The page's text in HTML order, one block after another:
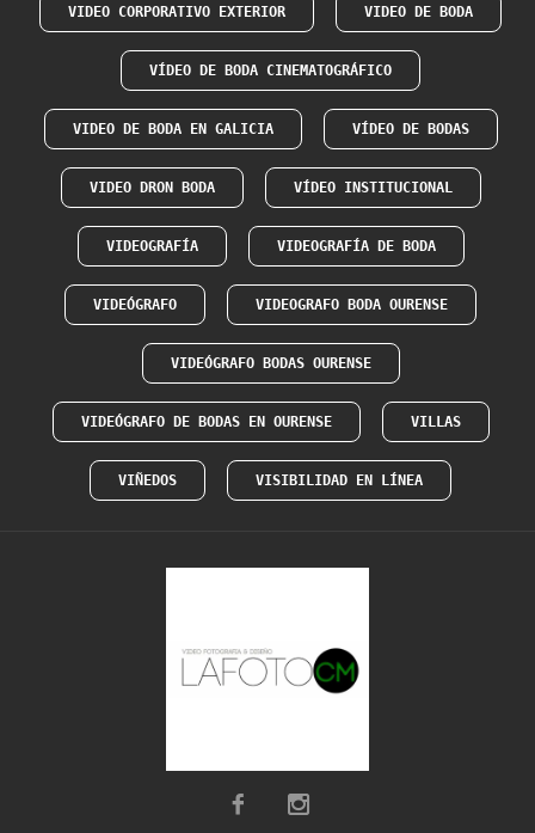
VIDEO CORPORATIVO EXTERIOR VIDEO DE BODA
VÍDEO DE BODA CINEMATOGRÁFICO
VIDEO DE BODA EN GALICIA VÍDEO DE BODAS
VIDEO DRON BODA VÍDEO INSTITUCIONAL
VIDEOGRAFÍA VIDEOGRAFÍA DE BODA
VIDEÓGRAFO VIDEOGRAFO BODA OURENSE
VIDEÓGRAFO BODAS OURENSE
VIDEÓGRAFO DE BODAS EN OURENSE VILLAS
VIÑEDOS VISIBILIDAD EN LÍNEA